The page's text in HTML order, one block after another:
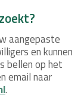
aangepaste
en kunnen
bellen op het
email naar
.